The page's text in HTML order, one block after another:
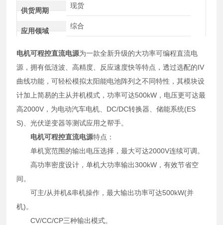
供货周期
现货
应用领域
综合
电机可程控直流电源为一款全新升级的大功率可编程直流电
源，拥有低涟波、高精度、反应速度快等特点，透过选配的IV
曲线功能，可轻松模拟太阳能电池阵列之不同特性，其模块设
计加上简易的主从并机模式，功率可达500kW，电压更可达最
高2000V，为电动汽车电机、DC/DC转换器、储能系统(ES
S)、光伏逆变器等测试应用之帮手。
电机可程控直流电源特点：
单机宽范围的输出电压选择，最大可达2000V连续可调。
高功率密度设计，单机大功率输出300kW，有效节省空
间。
可主/从并机&串机操作，最大输出功率可达500kW(并
机)。
CV/CC/CP三种输出模式。